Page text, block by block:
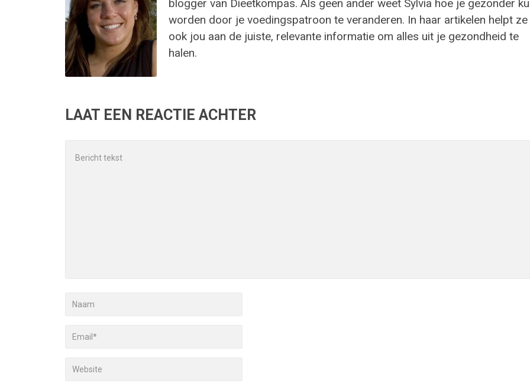
blogger van Dieetkompas. Als geen ander weet Sylvia hoe je gezonder
worden door je voedingspatroon te veranderen. In haar artikelen helpt ze
ook jou aan de juiste, relevante informatie om alles uit je gezondheid te
halen.
LAAT EEN REACTIE ACHTER